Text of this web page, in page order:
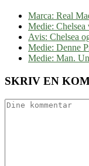
Marca: Real
Medie: Chelsea
Avis: Chelsea
Medie: Denne
Medie: Man.
SKRIV EN